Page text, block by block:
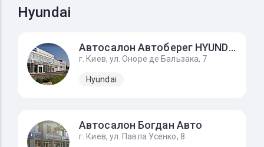
Hyundai
Автосалон Автоберег HYUNDAI, на Усенко 8
г. Киев, ул. Оноре де Бальзака, 7
Hyundai
Автосалон Богдан Авто
г. Киев, ул. Павла Усенко, 8